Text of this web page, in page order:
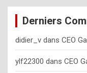
Derniers
didier_v dans CEO
ylf22300 dans CEO